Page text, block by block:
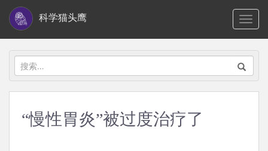
i
科学猫头鹰
搜
索：
“慢性胃炎”被过度治疗了